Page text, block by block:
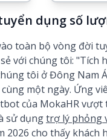
dụng số
toàn bộ vòng đời
với chúng tôi: "Tích
tôi ở Đông Nam
một ngày. Ứng
của MokaHR
sử dụngtrợ lý phỏng
2026 cho thấy